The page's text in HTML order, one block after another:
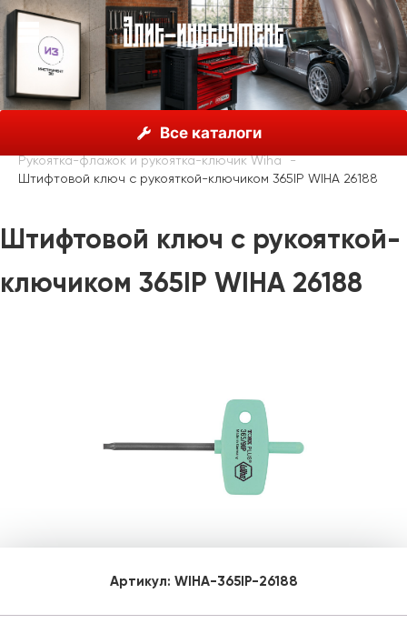
Все каталоги
Инструмент Wiha, Германия
Шестигранные ключи
Рукоятка-флажок и рукоятка-ключик Wiha
Штифтовой ключ с рукояткой-ключиком 365IP WIHA 26188
Штифтовой ключ с рукояткой-
ключиком 365IP WIHA 26188
Артикул: WIHA-365IP-26188